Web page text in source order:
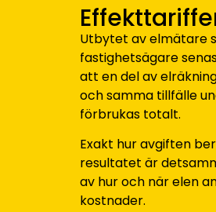
Utbytet av elmätare
fastighetsägare
att en del av
och samma tillfälle
förbrukas totalt.
Exakt hur avgiften
resultatet är
av hur och när elen
kostnader.